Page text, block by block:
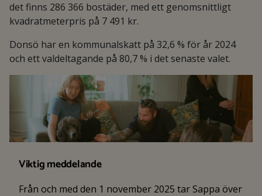
det finns 286 366 bostäder, med ett genomsnittligt
kvadratmeterpris på 7 491 kr.
Donsö har en kommunalskatt på 32,6 % för år 2024
och ett valdeltagande på 80,7 % i det senaste valet.
Viktig meddelande
Från och med den 1 november 2025 tar Sappa över